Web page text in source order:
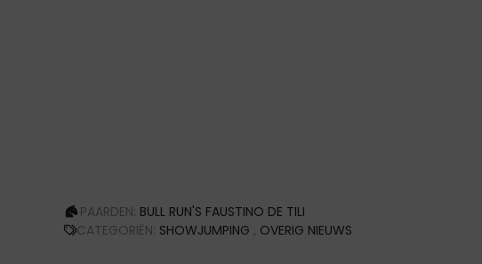
PAARDEN: BULL RUN'S FAUSTINO DE TILI
CATEGORIËN: SHOWJUMPING , OVERIG NIEUWS